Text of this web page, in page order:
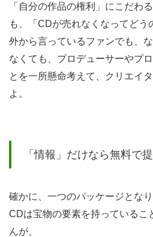
3.2.1
どんな
経緯だ
ったの
か？
こる、
渦
3.2.3
「自分の作品の権利」にこだわ
も、「CDが売れなくなってどう
外から言っているファンでも、
なくても、プロデューサーやプ
とを一所懸命考えて、クリエイ
よ。
「情報」だけなら無料で
確かに、一つのパッケージとな
CDは宝物の要素を持っているこ
んが、